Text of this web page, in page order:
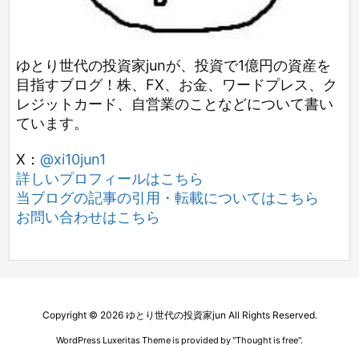
ゆとり世代の投資家junが、投資で1億円の資産を
目指すブログ！株、FX、お金、ワードプレス、ク
レジットカード、自営業のことなどについて書い
ています。
X： @xi10jun1
詳しいプロフィールはこちら
当ブログの記事の引用・転載についてはこちら
お問い合わせはこちら
Copyright © 2026 ゆとり世代の投資家jun All Rights Reserved.
WordPress Luxeritas Theme is provided by "Thought is free".